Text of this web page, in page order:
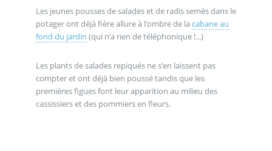
Les jeunes pousses de salades et de radis semés dans le
potager ont déjà fière allure à l’ombre de la cabane au
fond du jardin (qui n’a rien de téléphonique !...)
Les plants de salades repiqués ne s’en laissent pas
compter et ont déjà bien poussé tandis que les
premières figues font leur apparition au milieu des
cassissiers et des pommiers en fleurs.